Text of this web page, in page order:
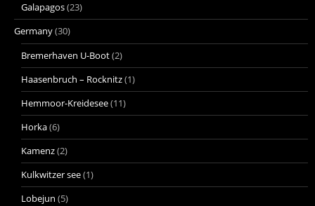
Galapagos(23)
Germany(30)
Bremerhaven U-Boot(2)
Haasenbruch – Rocknitz(1)
Hemmoor-Kreidesee(11)
Horka(6)
Kamenz(2)
Kulkwitzer see(1)
Lobejun (5)